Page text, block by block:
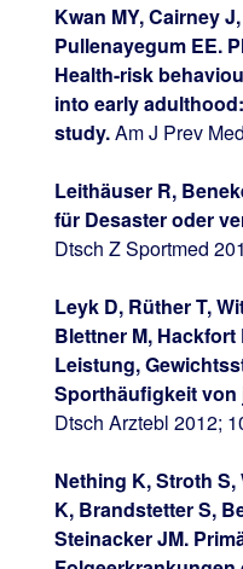
Kwan MY, Cairney
Pullenayegum EE.
Health-risk
into early
study.Am J Prev
Leithäuser R,
für Desaster oder
Dtsch Z Sportmed
Leyk D, Rüther T,
Blettner M,
Leistung,
Sporthäufigkeit von
Dtsch Arztebl 2012;
Nething K, Stroth S,
K, Brandstetter S,
Steinacker JM.